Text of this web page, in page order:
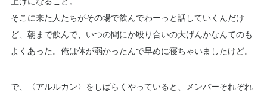
そこに来た人たちがその場で飲んでわーっと話していくんだけ
ど、朝まで飲んで、いつの間にか殴り合いの大げんかなんてのも
よくあった。俺は体が弱かったんで早めに寝ちゃいましたけど。
で、〈アルルカン〉をしばらくやっていると、メンバーそれぞれ